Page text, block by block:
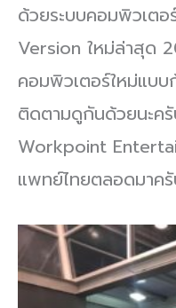
ด้วยระบบคอมพิวเตอ
Version ใหม่ล่าสุด
คอมพิวเตอร์ใหม่แบ
ติดตามดูกันด้วยนะค
Workpoint
แพทย์ไทยตลอดมาครั